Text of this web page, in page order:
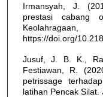
Irmansyah, J.
prestasi cabang
https://doi.org/
Jusuf, J. B. K.,
Festiawan, R.
petrissage
latihan Pencak Silat.